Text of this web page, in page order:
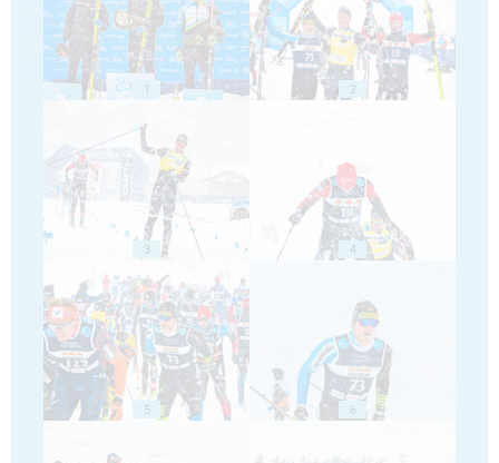
1 2
3 4
5 6